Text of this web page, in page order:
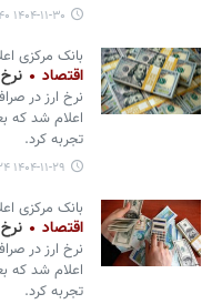
۱۴۰۴-۱۱-۳۰ ۱۰:۴۰
بانک مرکزی
اقتصاد نرخ ارز
اعلام شد که
تجربه کرد.
۱۴۰۴-۱۱-۲۹ ۱۰:۲۴
بانک مرکزی
اقتصاد نرخ ارز
اعلام شد که
تجربه کرد.